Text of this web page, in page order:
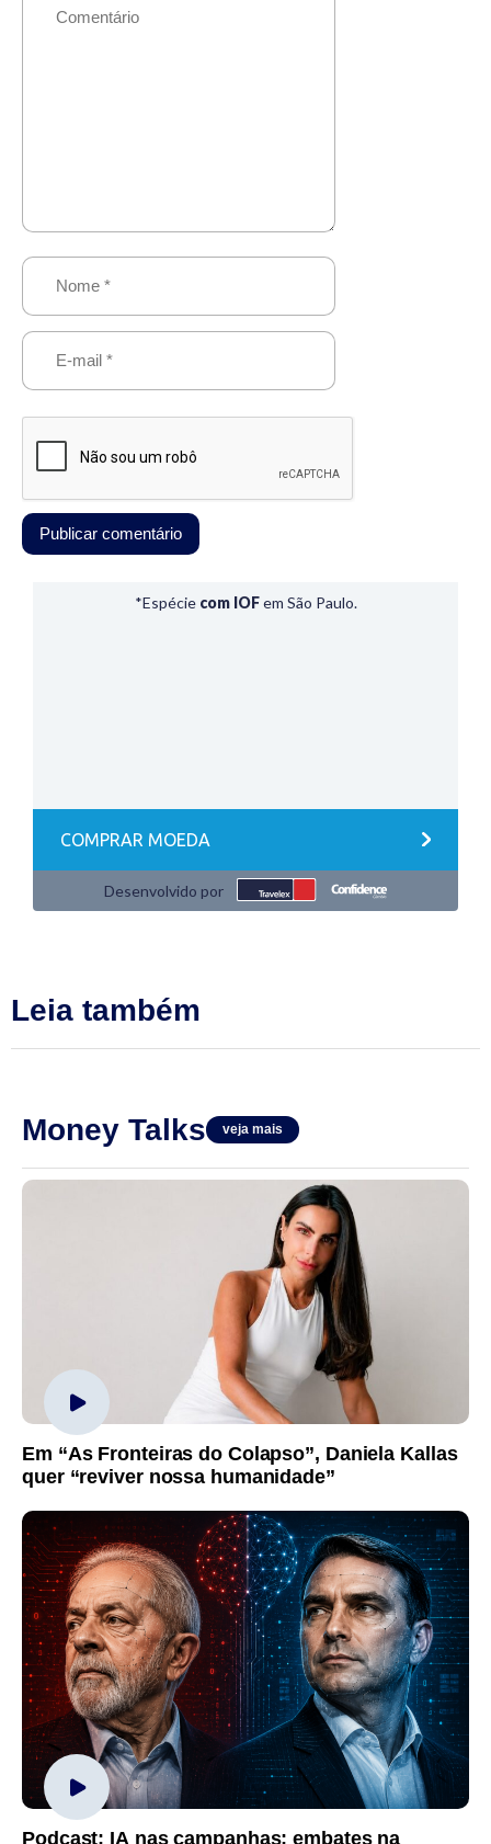
Leia também
Money Talks veja mais
Em “As Fronteiras do Colapso”, Daniela Kallas
quer “reviver nossa humanidade”
Podcast: IA nas campanhas; embates na